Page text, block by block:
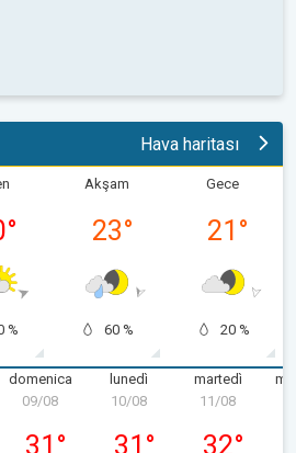
Hava haritası
°
%
Akşam
23°
60 %
Gece
21 °
20 %
domenica
domenica 09/08
09/08
31 °
lunedì
10/08
31 °
martedì
11/08
32°